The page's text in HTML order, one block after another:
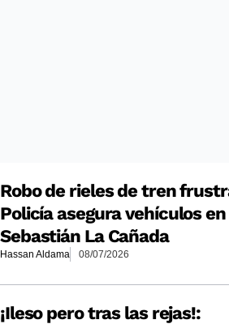
Robo de rieles de tren
Policía asegura vehículos en
Sebastián La Cañada
Hassan Aldama 08/07/2026
¡Ileso pero tras las rejas!: